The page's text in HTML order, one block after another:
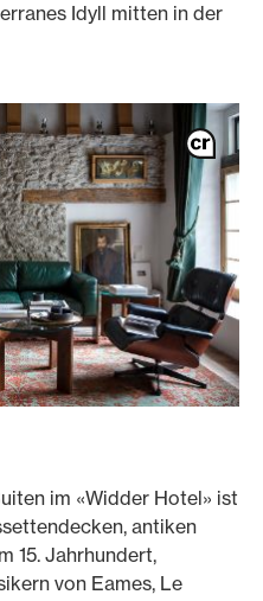
Idyll mitten in der
im «Widder Hotel» ist
antiken
15. Jahrhundert,
von Eames, Le